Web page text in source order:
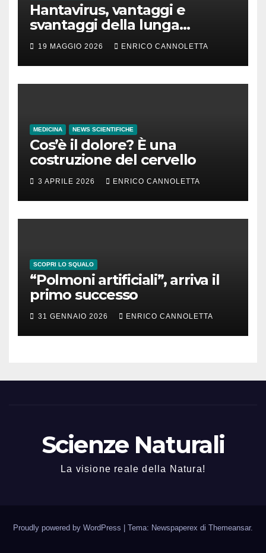
Hantavirus, vantaggi e
svantaggi della lunga
incubazione
19 MAGGIO 2026 ENRICO CANNOLETTA
MEDICINA NEWS SCIENTIFICHE
Cos’è il dolore? È una
costruzione del cervello
3 APRILE 2026 ENRICO CANNOLETTA
SCOPRI LO SQUALO
“Polmoni artificiali”, arriva il
primo successo
31 GENNAIO 2026 ENRICO CANNOLETTA
Scienze Naturali
La visione reale della Natura!
Proudly powered by WordPress | Tema: Newspaperex di Themeansar.